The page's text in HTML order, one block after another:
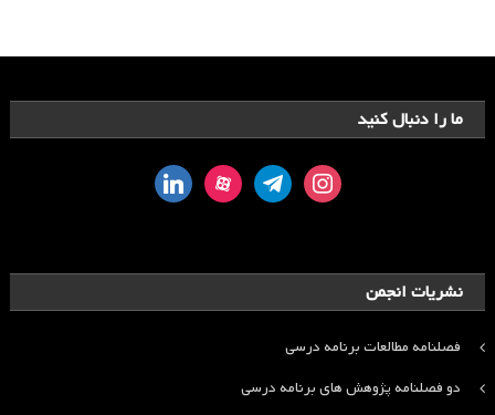
ما را دنبال کنید
instagram
telegram
aparat
linkedin
نشریات انجمن
فصلنامه مطالعات برنامه درسی
دو فصلنامه پژوهش های برنامه درسی